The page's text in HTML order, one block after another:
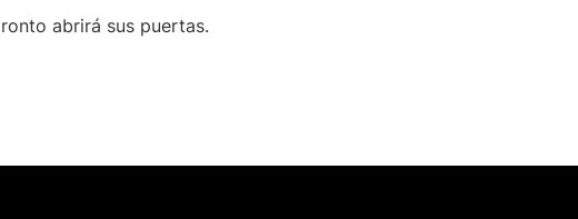
abrirá sus puertas.